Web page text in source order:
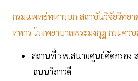
กรมแพทย์ทหารบก สถาบันวิจัยวิทยา
ทหาร โรงพยาบาลพระมงกุฏ กรมควบ
สถานที่ รพ.สนามศูนย์คัดกรอง
ถนนวิภาวดี